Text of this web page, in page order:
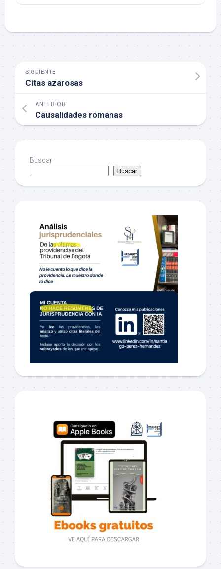
SIGUIENTE
Citas azarosas
ANTERIOR
Causalidades romanas
Buscar
Buscar